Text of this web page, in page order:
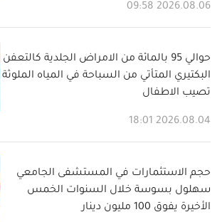
2026.08.06 09:58
حوالي 95 بالمائة من الامراض الجلدية كالتعفن
البكتيري المتأتي من السباحة في المياه الملوثة
تصيب الاطفال
2026.08.04 18:01
حجم الاستثمارات في المستشفى الجامعي
سهلول بسوسة خلال السنوات الخمس
الأخيرة يفوق 100 مليون دينار